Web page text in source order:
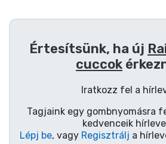
Értesítsünk, ha új
cuccok
Iratkozz fel a
Tagjaink egy gombnyomásra
kedvenceik
Lépj be, vagy Regisztrálj a
Sorozatos cuccok
Filmes cuccok
Mesés cuccok
Animés cuccok